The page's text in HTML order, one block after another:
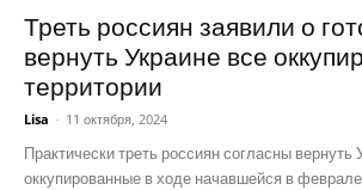
Треть россиян заявили о
вернуть Украине все
территории
Lisa - 11 октября, 2024
Практически треть россиян согласны вернуть
оккупированные в ходе начавшейся в